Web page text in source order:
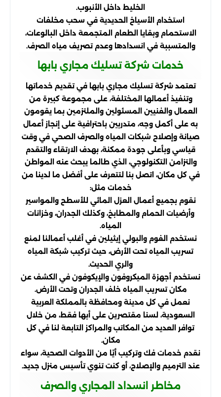
الخليط داخل الأنبوب.
استخدام الأسياخ الحديدية في سحب مخلفات
الاستحمام وبقايا الطعام المتجمعة داخل البالوعات،
والمتسببة في انسدادها وعدم تصريف مياه الصرف.
خدمات شركة تسليك مجاري بابها
تعتمد شركة تسليك مجاري بابها في تقديم خدماتها
وتنفيذ أعمالها المختلفة، على مجموعة كبيرة من
العمال والفنيين المسئولين والملتزمين بما يقومون
به على أكمل وجه، متدربين باحترافية على إنجاز أعمال
صيانة وإصلاح شبكات المياه والصرف الصحي في وقت
قياسي وبأعلى جودة ممكنة، بهدف الارتقاء والتقدم
والتزامن التكنولوجي، الذي طالما يبحث عنه المواطن
في كل مكان، اتصل بنا لتتعرف على أفضل ما لدينا من
خدمات مثل:
نقوم بجميع أعمال العزل المائي للأسطح والمواسير
وأرضيات الحمام والمطابخ، وكذلك الجدران، وخزانات
المياه.
نستخدم الفوم والبولي إيثيلين في أغلب أعمالنا لمنع
تسريب المياه تحت الأرض، حيث تركيب شبكة المياه
والري الحديث.
نستخدم أجهزة الميكروفون والإيكوفون في الكشف عن
مكان تسريب المياه خلف الجدران وتحت الأرض.
نعمل في كل مدينة ومحافظة بالمملكة العربية
السعودية، لسنا مقتصرين على أبها فقط، من خلال
توافر العديد من المكاتب والمراكز التابعة لنا في كل
مكان.
نقدم خدمات فك وتركيب أيًا من الأدوات الصحية، سواء
عند الترميم والإصلاح، أو كنت تنوي تأسيس منزل جديد.
مخاطر انسداد المجاري والصرف